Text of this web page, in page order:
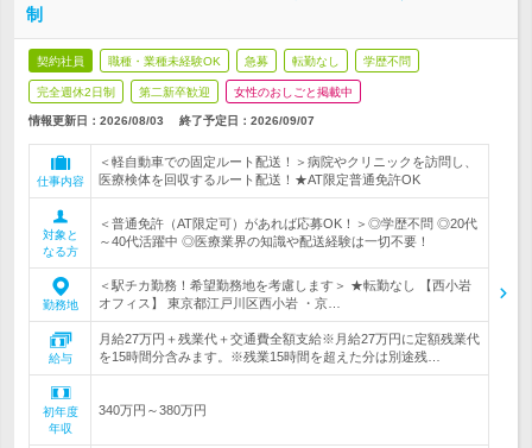
制
契約社員 職種・業種未経験OK 急募 転勤なし 学歴不問
完全週休2日制 第二新卒歓迎 女性のおしごと掲載中
情報更新日：2026/08/03 終了予定日： 2026/09/07
仕事内容
＜軽自動車での固定ルート配送！＞病院やクリニックを訪問し、
医療検体を回収するルート配送！★AT限定普通免許OK
対象と
なる方
＜普通免許（AT限定可）があれば応募OK！＞◎学歴不問 ◎20代
～40代活躍中 ◎医療業界の知識や配送経験は一切不要！
勤務地
＜駅チカ勤務！希望勤務地を考慮します＞ ★転勤なし 【西小岩
オフィス】 東京都江戸川区西小岩 ・京…
給与
月給27万円＋残業代＋交通費全額支給※月給27万円に定額残業代
を15時間分含みます。※残業15時間を超えた分は別途残…
初年度
年収
340万円～380万円